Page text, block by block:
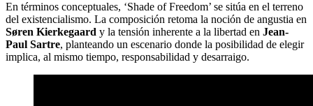
En términos conceptuales, ‘Shade of Freedom’ se sitúa en el terreno
del existencialismo. La composición retoma la noción de angustia en
Søren Kierkegaard y la tensión inherente a la libertad en Jean-
Paul Sartre, planteando un escenario donde la posibilidad de elegir
implica, al mismo tiempo, responsabilidad y desarraigo.